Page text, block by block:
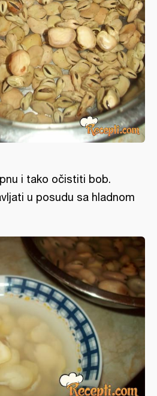
i tako očistiti bob.
u posudu sa hladnom